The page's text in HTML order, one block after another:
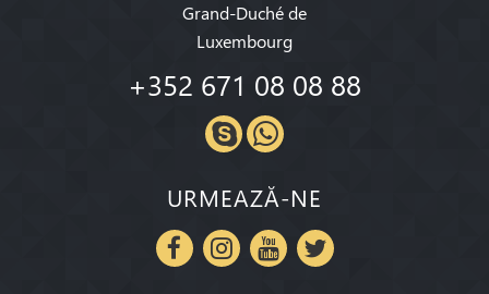
Grand-Duché de
Luxembourg
+352 671 08 08 88
URMEAZĂ-NE